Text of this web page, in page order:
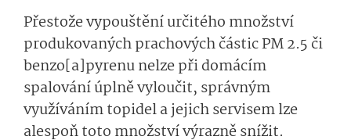
Přestože vypouštění určitého množství
produkovaných prachových částic PM 2.5 či
benzo[a]pyrenu nelze při domácím
spalování úplně vyloučit, správným
využíváním topidel a jejich servisem lze
alespoň toto množství výrazně snížit.